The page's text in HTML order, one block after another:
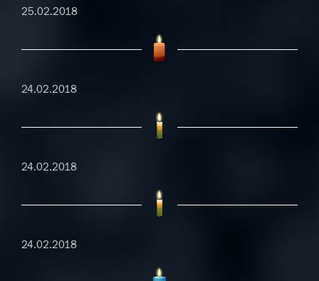
25.02.2018
24.02.2018
24.02.2018
24.02.2018